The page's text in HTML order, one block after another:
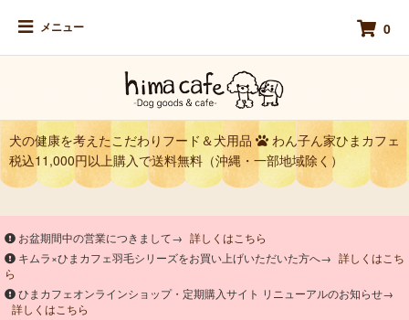
メニュー 0
犬の健康を考えたこだわりフード＆犬用品
わん子ん家ひまカフェ
税込11,000円以上購入で送料無料（沖縄・一部地域除く）
お盆期間中の営業につきまして→ 詳しくはこちら
キムラ×ひまカフェ羽毛シリーズをお買い上げいただいた方へ→ 詳しくはこち
ら
ひまカフェオンラインショップ・定期購入サイト リニューアルのお知らせ→
詳しくはこちら